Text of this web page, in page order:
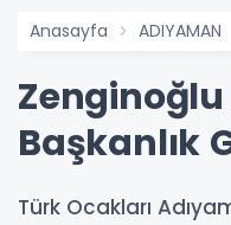
Anasayfa ADIYAMAN
Başkanlık
Türk Ocakları